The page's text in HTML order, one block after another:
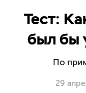
Тест:
был бы
По
29